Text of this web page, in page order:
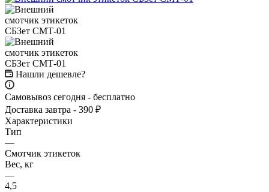
Нашли дешевле?
Самовывоз сегодня - бесплатно
Доставка завтра - 390 ₽
Характеристики
Тип
—
Смотчик этикеток
Вес, кг
—
4,5